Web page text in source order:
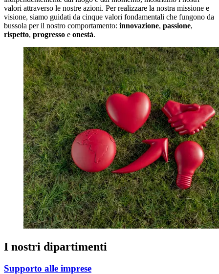
valori attraverso le nostre azioni. Per realizzare la nostra missione e
visione, siamo guidati da cinque valori fondamentali che fungono da
bussola per il nostro comportamento: innovazione, passione,
rispetto, progresso e onestà.
I nostri dipartimenti
Supporto alle imprese